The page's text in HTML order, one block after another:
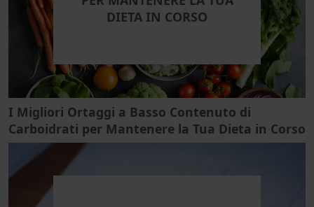
DIETA IN CORSO
I Migliori Ortaggi a Basso Contenuto di
Carboidrati per Mantenere la Tua Dieta in Corso